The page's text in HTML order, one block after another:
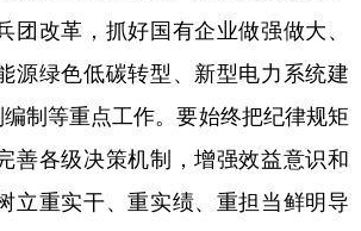
团改革，抓好国有企业做强做大、
源绿色低碳转型、新型电力系统建
编制等重点工作。要始终把纪律规矩
善各级决策机制，增强效益意识和
立重实干、重实绩、重担当鲜明导